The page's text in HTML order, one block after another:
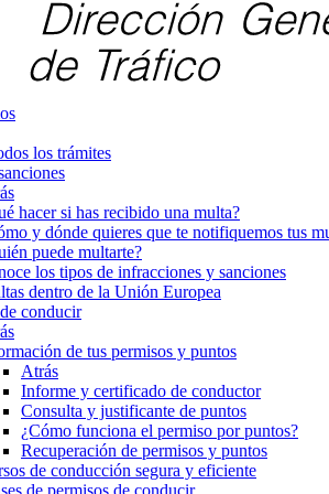
los trámites
hacer si has recibido una multa?
y dónde quieres que te notifiquemos tus
puede multarte?
los tipos de infracciones y sanciones
dentro de la Unión Europea
conducir
de tus permisos y puntos
Atrás
Informe y certificado de conductor
Consulta y justificante de puntos
¿Cómo funciona el permiso por puntos?
Recuperación de permisos y puntos
de conducción segura y eficiente